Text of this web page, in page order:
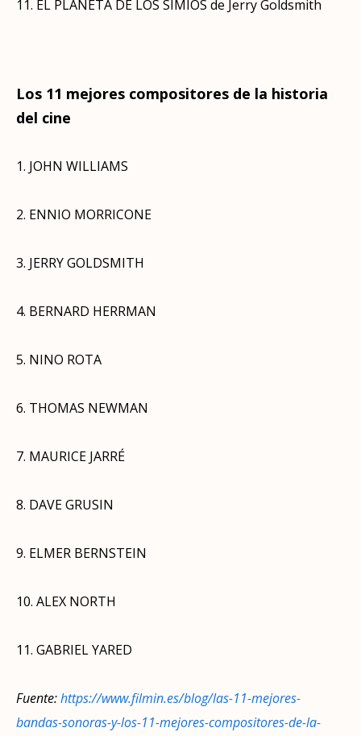
11. EL PLANETA DE LOS SIMIOS de Jerry Goldsmith
Los 11 mejores compositores de la historia
del cine
1. JOHN WILLIAMS
2. ENNIO MORRICONE
3. JERRY GOLDSMITH
4. BERNARD HERRMAN
5. NINO ROTA
6. THOMAS NEWMAN
7. MAURICE JARRÉ
8. DAVE GRUSIN
9. ELMER BERNSTEIN
10. ALEX NORTH
11. GABRIEL YARED
Fuente:https://www.filmin.es/blog/las-11-mejores-
bandas-sonoras-y-los-11-mejores-compositores-de-la-